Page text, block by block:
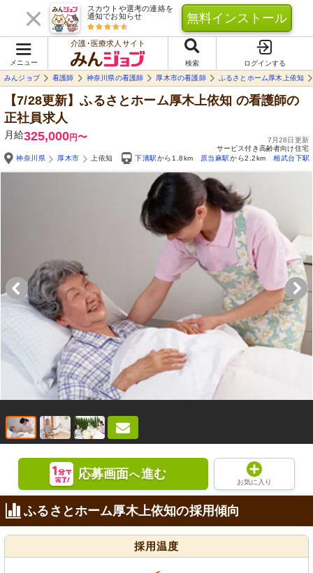
スカウトや選考の連絡を
通知でお知らせ
無料インストール
メニュー
介護･医療求人サイト
検索
ログインする
みんジョブ
看護師 神奈川県の看護師 厚木市の看護師 ふるさとホーム厚木上依知
【7/28更新】ふるさとホーム厚木上依知 の看護師の
正社員求人
月給325,000円〜
7月28日更新
サービス付き高齢者向け住宅
神奈川県
厚木市 上依知 下溝駅から1.8km 原当麻駅から2.2km 相武台下駅
応募画面へ進む
お気に入り
ふるさとホーム厚木上依知の採用傾向
採用温度